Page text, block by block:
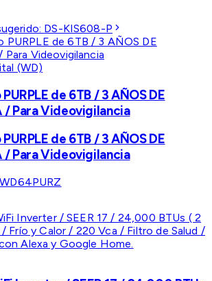
DS-KIS608-P
(WD)
de 6TB / 3 AÑOS DE
/ Para Videovigilancia
de 6TB / 3 AÑOS DE
/ Para Videovigilancia
WD64PURZ